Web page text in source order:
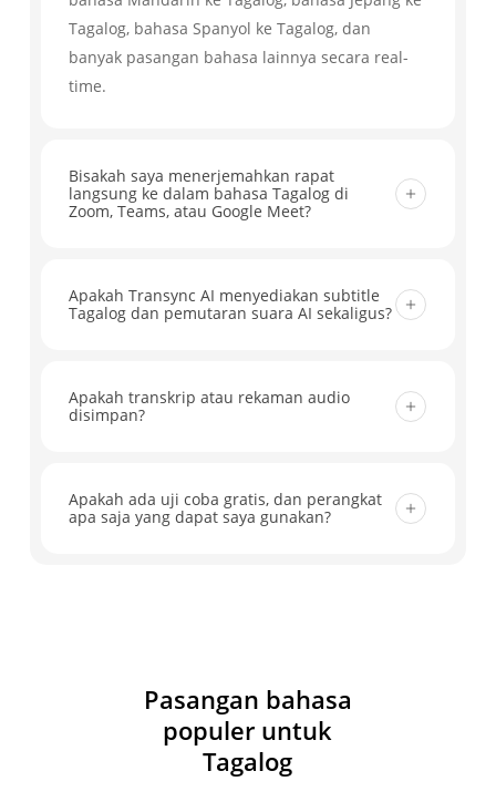
Tagalog, bahasa Spanyol ke Tagalog, dan
banyak pasangan bahasa lainnya secara real-
time.
Bisakah saya menerjemahkan rapat
langsung ke dalam bahasa Tagalog di
Zoom, Teams, atau Google Meet?
Teams, Google Meet, dan alat rapat utama
lainnya, membantu Anda menerjemahkan
yang siap untuk rapat. Tidak diperlukan plugin
Apakah Transync AI menyediakan subtitle
Tagalog dan pemutaran suara AI sekaligus?
sebagai subtitle langsung dan juga
mengaktifkan pemutaran suara AI sehingga
Apakah transkrip atau rekaman audio
disimpan?
Transkrip teks disimpan sementara sehingga
Anda dapat meninjau terjemahan dan
Apakah ada uji coba gratis, dan perangkat
apa saja yang dapat saya gunakan?
Pasangan bahasa
populer untuk
Tagalog